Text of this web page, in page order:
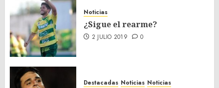
Noticias
¿Sigue el rearme?
2 JULIO 2019 0
Destacadas Noticias Noticias